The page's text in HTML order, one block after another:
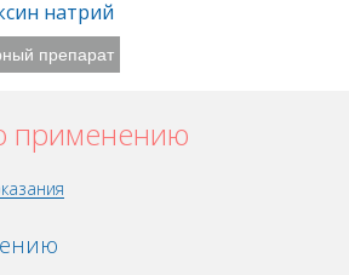
натрий
препарат
применению